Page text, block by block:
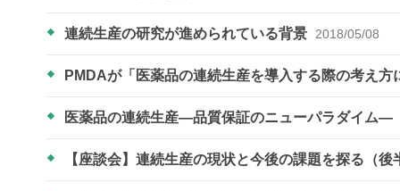
連続生産の研究が進められている背景 2018/05/08
PMDAが「医薬品の連続生産を導入する際の考え
医薬品の連続生産―品質保証のニューパラダイム―
【座談会】連続生産の現状と今後の課題を探る（後